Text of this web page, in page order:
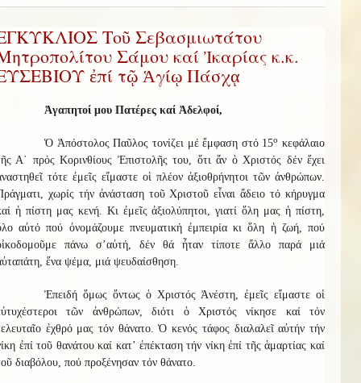
Τοῦ Σεβασμιωτάτου
Σάμου καί Ἰκαρίας κ.κ.
ἐπί τῷ Ἁγίῳ Πάσχᾳ
Ἀγαπητοί μου Πατέρες καί Ἀδελφοί,
Ὁ Ἀπόστολος Παῦλος τονίζει μέ ἔμφαση στό 15ο κεφάλαιο
Α΄ πρός Κορινθίους Ἐπιστολῆς του, ὅτι ἄν ὁ Χριστός δέν ἔχει
τότε ἐμεῖς εἴμαστε οἱ πλέον ἀξιοθρήνητοι τῶν ἀνθρώπων.
χωρίς τήν ἀνάσταση τοῦ Χριστοῦ εἶναι ἄδειο τό κήρυγμα
ἡ πίστη μας κενή. Κι ἐμεῖς ἀξιολύπητοι, γιατί ὅλη μας ἡ πίστη,
αὐτό πού ὀνομάζουμε πνευματική ἐμπειρία κι ὅλη ἡ ζωή, πού
πάνω σ’αὐτή, δέν θά ἦταν τίποτε ἄλλο παρά μιά
ἕνα ψέμα, μιά ψευδαίσθηση.
Ἐπειδή ὅμως ὄντως ὁ Χριστός Ἀνέστη, ἐμεῖς εἴμαστε οἱ
τῶν ἀνθρώπων, διότι ὁ Χριστός νίκησε καί τόν
ἐχθρό μας τόν θάνατο. Ὁ κενός τάφος διαλαλεῖ αὐτήν τήν
ἐπί τοῦ θανάτου καί κατ’ ἐπέκταση τήν νίκη ἐπί τῆς ἁμαρτίας καί
διαβόλου, πού προξένησαν τόν θάνατο.